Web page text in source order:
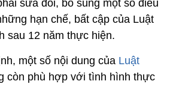
sửa đổi, bổ sung một số điều
hạn chế, bất cập của Luật
sau 12 năm thực hiện.
một số nội dung của Luật
còn phù hợp với tình hình thực